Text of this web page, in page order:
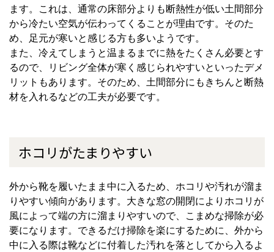
ます。これは、通常の床部分よりも断熱性が低い土間部分
から冷たい空気が伝わってくることが理由です。そのた
め、足元が寒いと感じる方も多いようです。
また、冷えてしまうと温まるまでに熱をたくさん必要とす
るので、リビング全体が寒く感じられやすいといったデメ
リットもあります。そのため、土間部分にもきちんと断熱
材を入れるなどの工夫が必要です。
ホコリがたまりやすい
外から靴を履いたまま中に入るため、ホコリや汚れが溜ま
りやすい傾向があります。大きな窓の開閉によりホコリが
風によって端の方に溜まりやすいので、こまめな掃除が必
要になります。できるだけ掃除を楽にするために、外から
中に入る際は靴などに付着した汚れを落としてから入るよ